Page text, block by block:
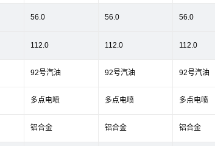
56.0 56.0 56.0
112.0 112.0 112.0
92号汽油 92号汽油 92号汽油
多点电喷 多点电喷 多点电喷
铝合金 铝合金 铝合金